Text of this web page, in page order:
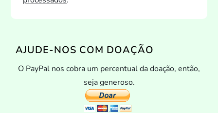
AJUDE-NOS COM DOAÇÃO
O PayPal nos cobra um percentual da doação, então,
seja generoso.